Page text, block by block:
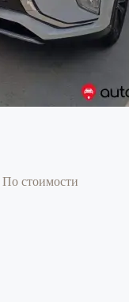
По стоимости